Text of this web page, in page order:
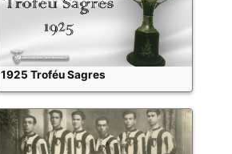
1925 Troféu Sagres